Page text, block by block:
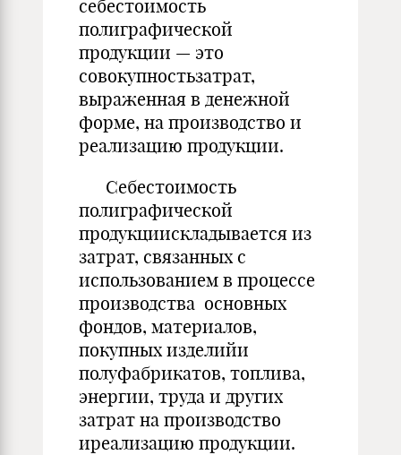
себестоимость
полиграфической
продукции — это
совокупностьзатрат,
выраженная в денежной
форме, на производство и
реализацию продукции.
Себестоимость
полиграфической
продукциискладывается из
затрат, связанных с
использованием в процессе
производства основных
фондов, материалов,
покупных изделийи
полуфабрикатов, топлива,
энергии, труда и других
затрат на производство
иреализацию продукции.